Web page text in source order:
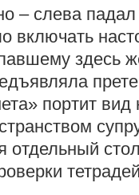
– слева падал
включать
здесь
портит
отдельный